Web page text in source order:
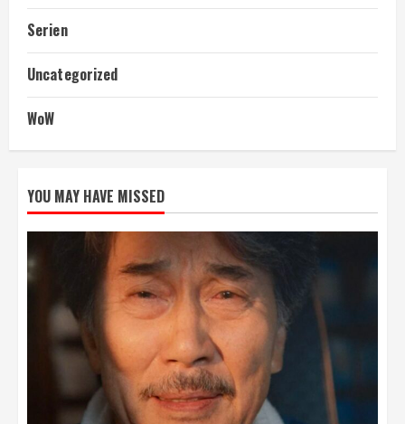
Serien
Uncategorized
WoW
YOU MAY HAVE MISSED